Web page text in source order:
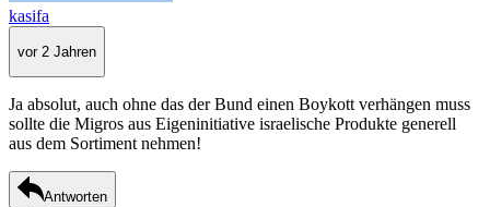
kasifa
vor 2 Jahren
Ja absolut, auch ohne das der Bund einen Boykott verhängen muss
sollte die Migros aus Eigeninitiative israelische Produkte generell
aus dem Sortiment nehmen!
Antworten